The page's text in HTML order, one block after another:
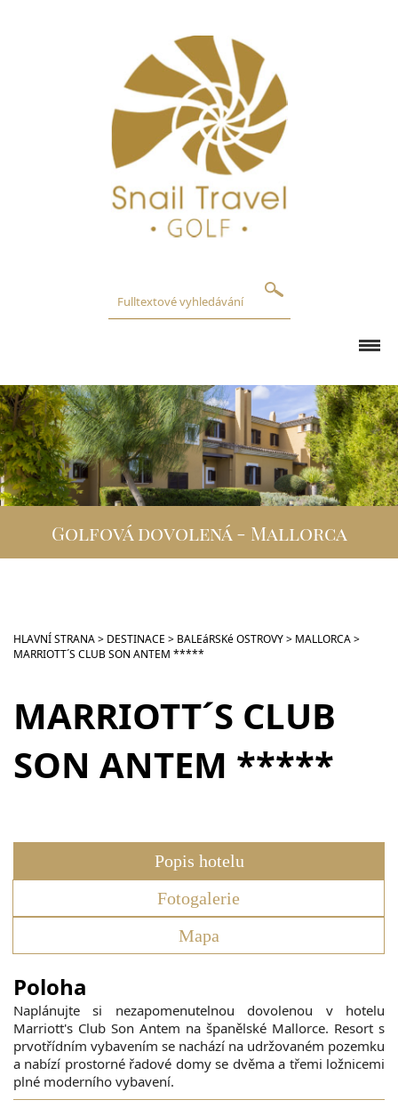
GOLFOVÁ HŘIŠTĚ
DESTINACE
GOLFOVÁ DOVOLENÁ
SKUPINOVÉ ZÁJEZDY
INFO
Golfová dovolená - Mallorca
HLAVNÍ STRANA> DESTINACE > BALEáRSKé OSTROVY> MALLORCA>
MARRIOTT´S CLUB SON ANTEM *****
MARRIOTT´S CLUB
SON ANTEM *****
Popis hotelu
Fotogalerie
Mapa
Poloha
Naplánujte si nezapomenutelnou dovolenou v hotelu
Marriott's Club Son Antem na španělské Mallorce. Resort s
prvotřídním vybavením se nachází na udržovaném pozemku
a nabízí prostorné řadové domy se dvěma a třemi ložnicemi
plné moderního vybavení.